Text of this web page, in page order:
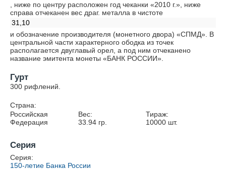
, ниже по центру расположен год чеканки «2010 г.», ниже
справа отчеканен вес драг. металла в чистоте
31,10
и обозначение производителя (монетного двора) «СПМД». В
центральной части характерного ободка из точек
располагается двуглавый орел, а под ним отчеканено
название эмитента монеты «БАНК РОССИИ».
Гурт
300 рифлений.
Страна:
Российская
Федерация
Вес:
33.94гр.
Тираж:
10000 шт.
Серия
Серия:
150-летие Банка России